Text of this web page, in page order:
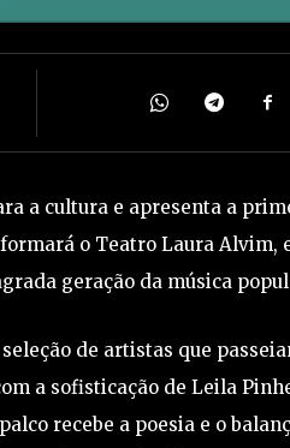
a cultura e apresenta a
o Teatro Laura Alvim,
geração da música
de artistas que
a sofisticação de Leila
recebe a poesia e o